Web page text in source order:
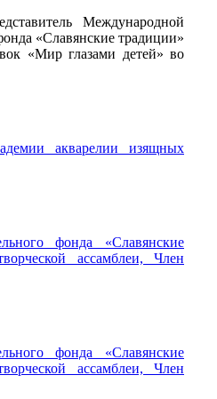
Международной
«Славянские традиции»
«Мир глазами детей» во
акварелии изящных
фонда «Славянские
ассамблеи, Член
фонда «Славянские
ассамблеи, Член